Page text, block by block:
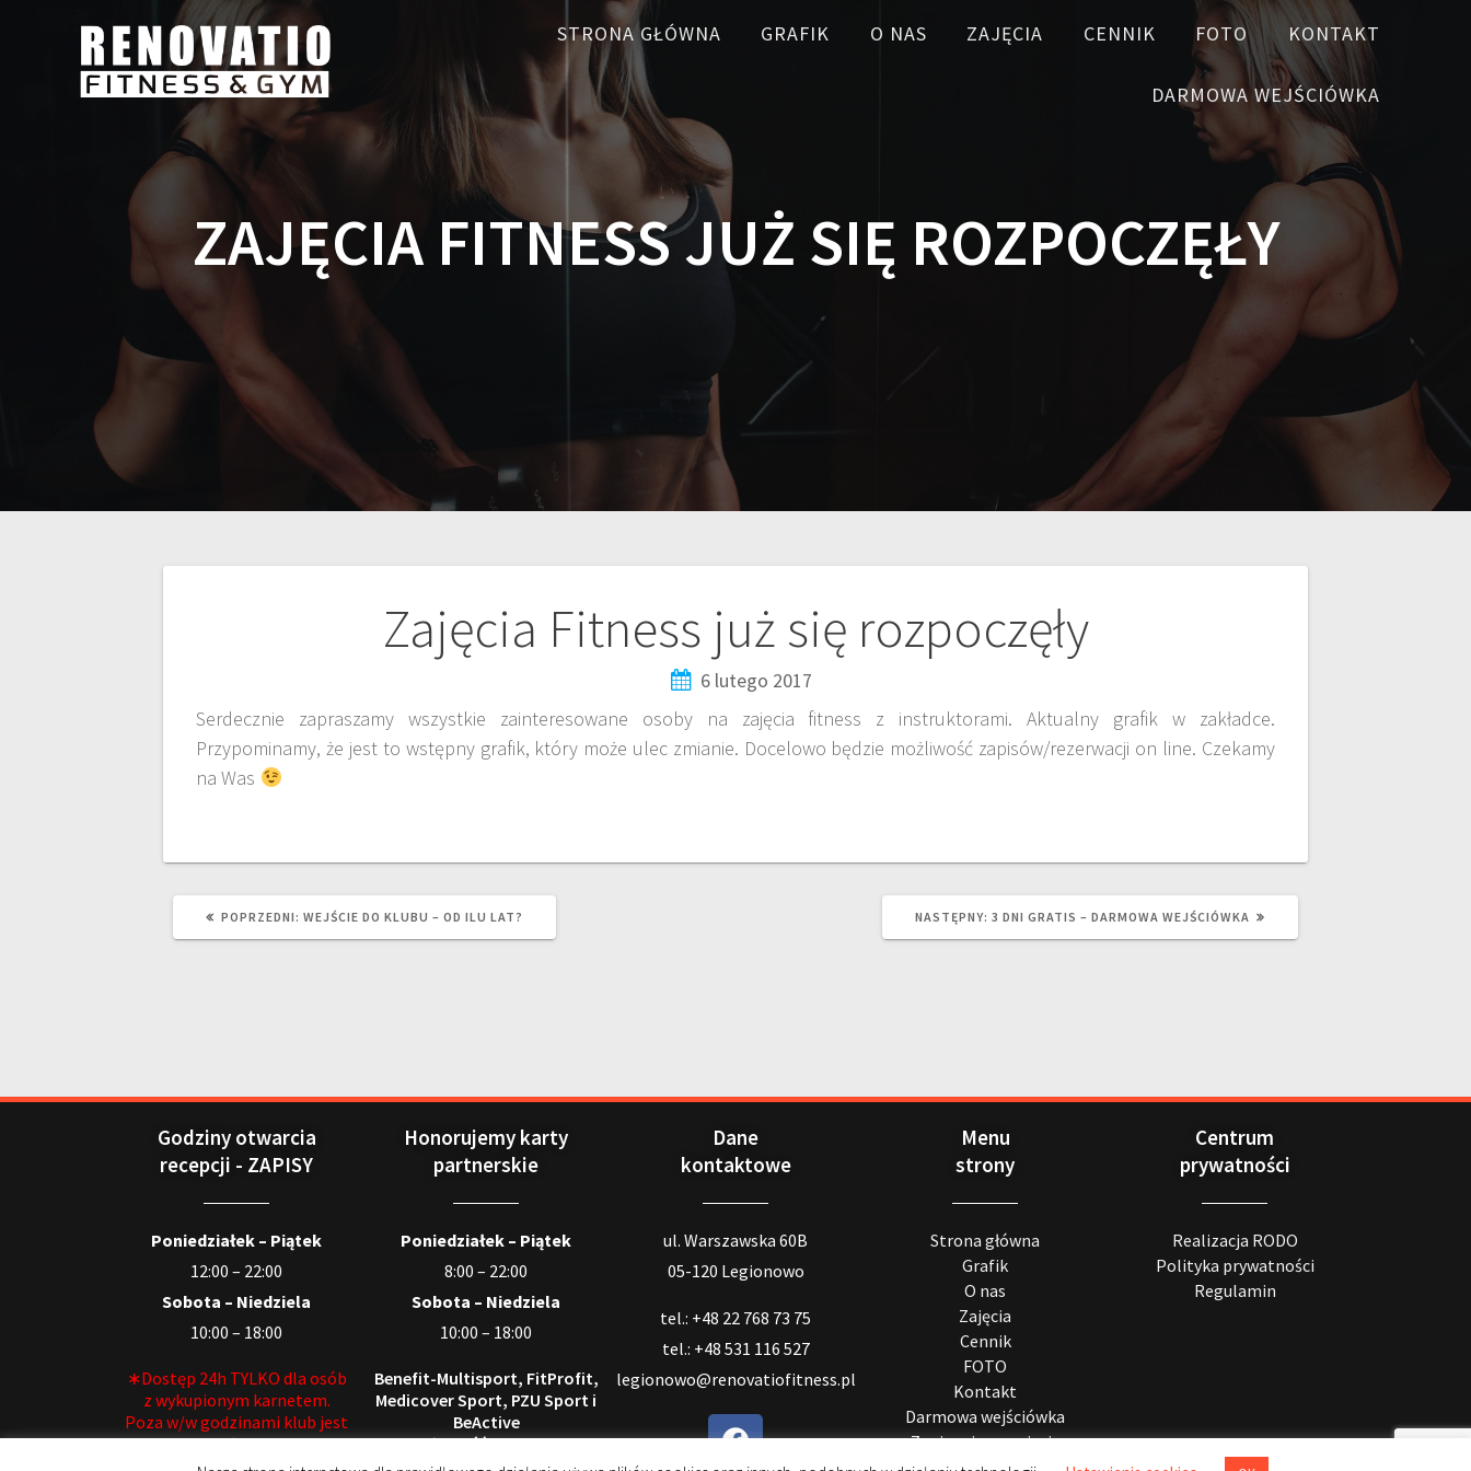
STRONA GŁÓWNA GRAFIK O NAS ZAJĘCIA CENNIK FOTO KONTAKT
DARMOWA WEJŚCIÓWKA
ZAJĘCIA FITNESS JUŻ SIĘ ROZPOCZĘŁY
Zajęcia Fitness już się rozpoczęły
6 lutego 2017
Serdecznie zapraszamy wszystkie zainteresowane osoby na zajęcia fitness z instruktorami. Aktualny grafik w zakładce.
Przypominamy, że jest to wstępny grafik, który może ulec zmianie. Docelowo będzie możliwość zapisów/rezerwacji on line. Czekamy
na Was
POPRZEDNI: WEJŚCIE DO KLUBU – OD ILU LAT? NASTĘPNY: 3 DNI GRATIS – DARMOWA WEJŚCIÓWKA
Godziny otwarcia
recepcji - ZAPISY
Poniedziałek – Piątek
12:00 – 22:00
Sobota – Niedziela
10:00 – 18:00
∗Dostęp 24h TYLKO dla osób
z wykupionym karnetem.
Poza w/w godzinami klub jest
bezobsługowy∗
Honorujemy karty
partnerskie
Poniedziałek – Piątek
8:00 – 22:00
Sobota – Niedziela
10:00 – 18:00
Benefit-Multisport, FitProfit,
Medicover Sport, PZU Sport i
BeActive
∗Możliwość pozostania
dłużej∗
Dane
kontaktowe
ul. Warszawska 60B
05-120 Legionowo
tel.: +48 22 768 73 75
tel.: +48 531 116 527
legionowo@renovatiofitness.pl
Menu
strony
Strona główna
Grafik
O nas
Zajęcia
Cennik
FOTO
Kontakt
Darmowa wejściówka
Zapisz się na zajęcia
Centrum
prywatności
Realizacja RODO
Polityka prywatności
Regulamin